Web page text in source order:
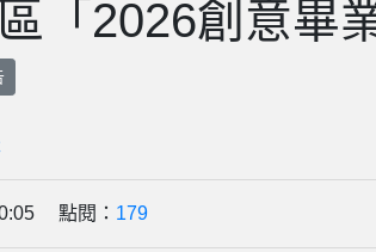
「2026創意畢
點閱： 179